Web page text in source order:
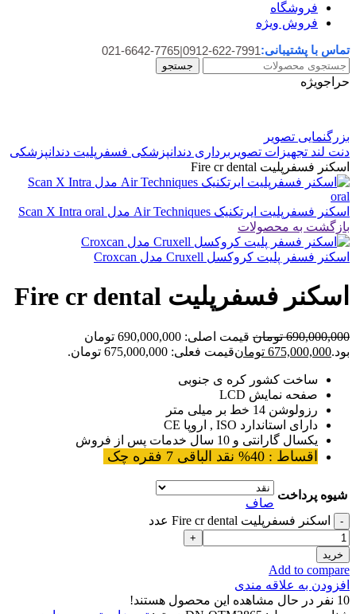
فروشگاه
فروش ویژه
تماس با پشتیبانی:0912-622-7991
|
021-6642-7765
جستجو
حراجویژه
بزرگنمایی تصویر
دنت لند تجهیزات تصویربرداری دندانپزشکی فسفرپلیت دندانپزشکی
اسکنر فسفرپلیت Fire cr dental
اسکنر فسفرپلیت ایرتکنیک Air Techniques مدل Scan X Intra oral
بازگشت به محصولات
اسکنر فسفر پلیت کروکسل Cruxell مدل Croxcan
اسکنر فسفرپلیت Fire cr dental
690,000,000 تومان
قیمت اصلی: 690,000,000 تومان
بود.675,000,000 تومانقیمت فعلی: 675,000,000 تومان.
ساخت کشور کره ی جنوبی
صفحه نمایش LCD
رزولوشن 14 خط بر میلی متر
دارای استاندارد ISO , اروپا CE
یکسال گارانتی و 10 سال خدمات پس از فروش
اقساط : 40% نقد الباقی 7 فقره چک
شیوه پرداخت
صاف
اسکنر فسفرپلیت Fire cr dental عدد
خرید
Add to compare
افزودن به علاقه مندی
10 نفر در حال مشاهده این محصول هستند!